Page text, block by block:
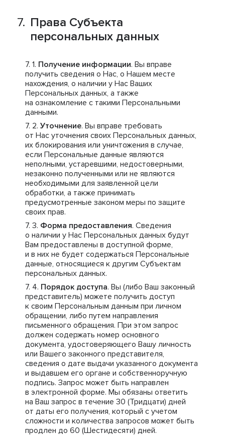
Права Субъекта
персональных данных
Получение информации. Вы вправе
получить сведения о Нас, о Нашем месте
нахождения, о наличии у Нас Ваших
Персональных данных, а также
на ознакомление с такими Персональными
данными.
Уточнение. Вы вправе требовать
от Нас уточнения своих Персональных данных,
их блокирования или уничтожения в случае,
если Персональные данные являются
неполными, устаревшими, недостоверными,
незаконно полученными или не являются
необходимыми для заявленной цели
обработки, а также принимать
предусмотренные законом меры по защите
своих прав.
Форма предоставления. Сведения
о наличии у Нас Персональных данных будут
Вам предоставлены в доступной форме,
и в них не будет содержаться Персональные
данные, относящиеся к другим Субъектам
персональных данных.
Порядок доступа. Вы (либо Ваш законный
представитель) можете получить доступ
к своим Персональным данным при личном
обращении, либо путем направления
письменного обращения. При этом запрос
должен содержать номер основного
документа, удостоверяющего Вашу личность
или Вашего законного представителя,
сведения о дате выдачи указанного документа
и выдавшем его органе и собственноручную
подпись. Запрос может быть направлен
в электронной форме. Мы обязаны ответить
на Ваш запрос в течение 30 (Тридцати) дней
от даты его получения, который с учетом
сложности и количества запросов может быть
продлен до 60 (Шестидесяти) дней.